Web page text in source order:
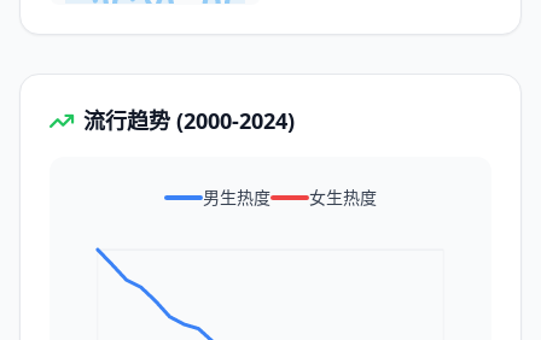
流行趋势 (2000-2024)
男生热度 女生热度